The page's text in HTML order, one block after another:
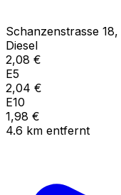
Schanzenstrasse 18,
Diesel
2,08 €
E5
2,04 €
E10
1,98 €
4.6 km entfernt